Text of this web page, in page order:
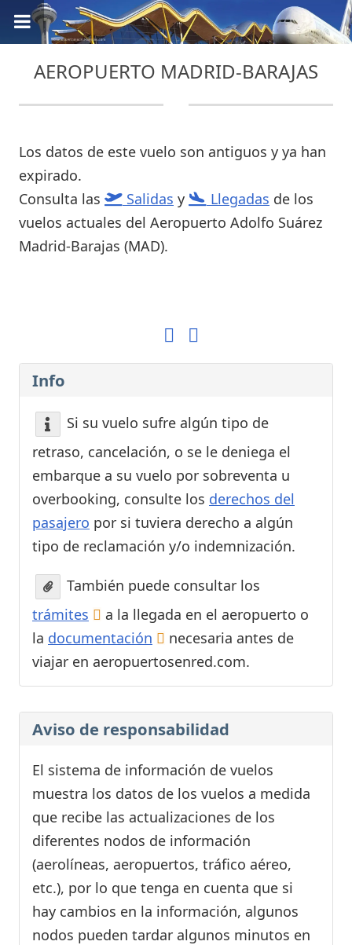
AEROPUERTO MADRID-BARAJAS
Los datos de este vuelo son antiguos y ya han
expirado.
Consulta las
Salidas y Llegadas de los
vuelos actuales del Aeropuerto Adolfo Suárez
Madrid-Barajas (MAD).
Info
Si su vuelo sufre algún tipo de
retraso, cancelación, o se le deniega el
embarque a su vuelo por sobreventa u
overbooking, consulte los derechos del
pasajero por si tuviera derecho a algún
tipo de reclamación y/o indemnización.
También puede consultar los
trámites
a la llegada en el aeropuerto o
la documentación
necesaria antes de
viajar en aeropuertosenred.com.
Aviso de responsabilidad
El sistema de información de vuelos
muestra los datos de los vuelos a medida
que recibe las actualizaciones de los
diferentes nodos de información
(aerolíneas, aeropuertos, tráfico aéreo,
etc.), por lo que tenga en cuenta que si
hay cambios en la información, algunos
nodos pueden tardar algunos minutos en